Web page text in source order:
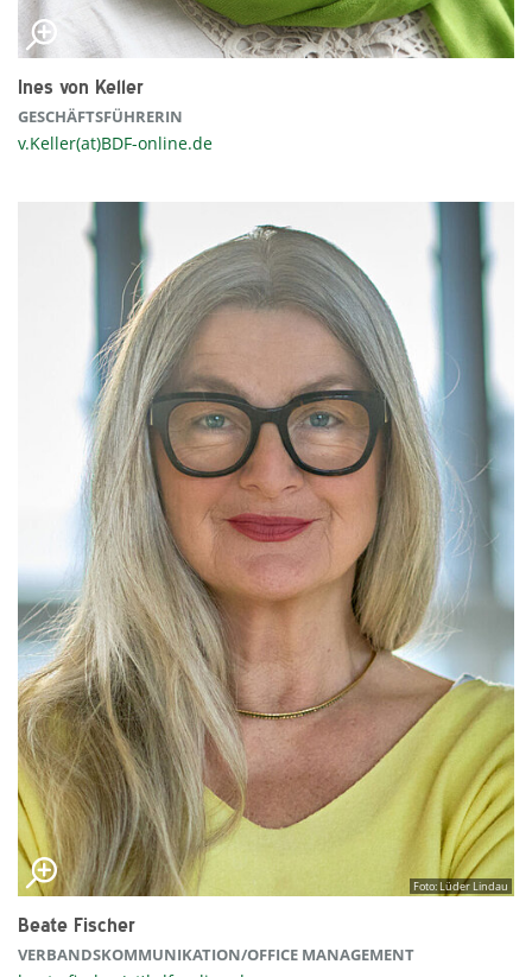
Ines von Keller
GESCHÄFTSFÜHRERIN
v.Keller(at)BDF-online.de
Foto: Lüder Lindau
Beate Fischer
VERBANDSKOMMUNIKATION/OFFICE MANAGEMENT